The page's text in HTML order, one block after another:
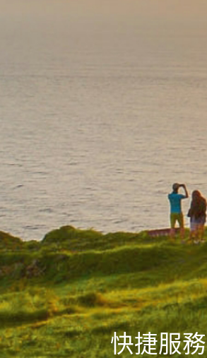
快捷服務